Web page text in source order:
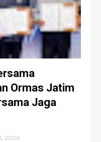
Ormas Jatim
Jaga
2026